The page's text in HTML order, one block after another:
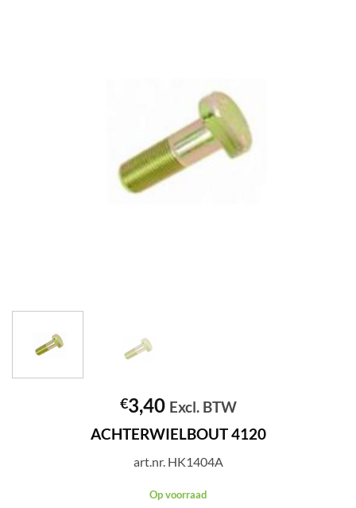
€3,40 Excl. BTW
ACHTERWIELBOUT 4120
art.nr. HK1404A
Op voorraad